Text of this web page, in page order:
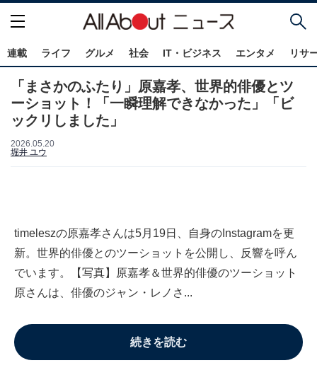
連載 ライフ グルメ 社会 IT・ビジネス エンタメ リサ
「まさかのふたり」原嘉孝、世界的俳優とツ
ーショット！「一瞬理解できなかった」「ビ
ックリしました」
2026.05.20
堀井 ユウ
timeleszの原嘉孝さんは5月19日、自身のInstagramを更
新。世界的俳優とのツーショットを公開し、反響を呼ん
でいます。【写真】原嘉孝＆世界的俳優のツーショット
原さんは、俳優のジャン・レノさ...
続きを読む